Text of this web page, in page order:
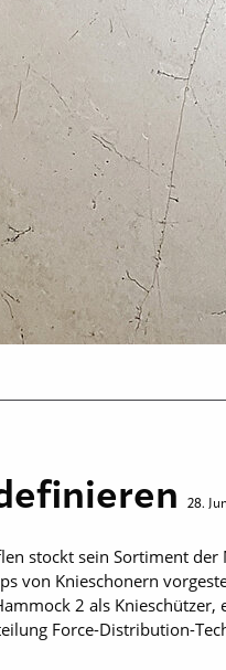
28.
stockt sein Sortiment
von Knieschonern
2 als Knieschützer,
Force-Distribution-